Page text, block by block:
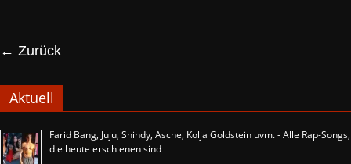
← Zurück
Aktuell
Farid Bang, Juju, Shindy, Asche, Kolja Goldstein uvm. - Alle Rap-Songs,
die heute erschienen sind